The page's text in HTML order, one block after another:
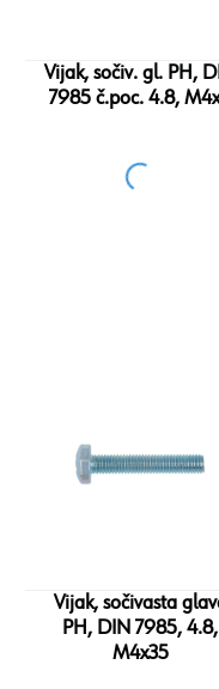
Vijak, sočiv. gl. PH,
7985 č.poc. 4.8,
Vijak, sočivasta
PH, DIN 7985, 4.8,
M4x35